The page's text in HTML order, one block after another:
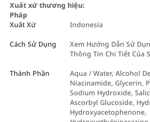
Xuất xứ thương hiệu:
Pháp
Xuất Xứ
Indonesia
Cách Sử Dụng
Xem Hướng Dẫn Sử
Thông Tin Chi Tiết Của
Thành Phần
Aqua / Water, Alcohol
Niacinamide, Glycerin,
Sodium Hydroxide,
Ascorbyl Glucoside,
Hydroxyacetophenone,